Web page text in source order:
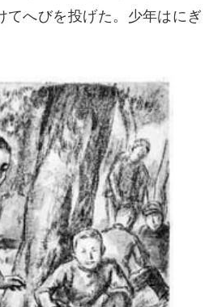
てへびを投げた。少年はにぎ